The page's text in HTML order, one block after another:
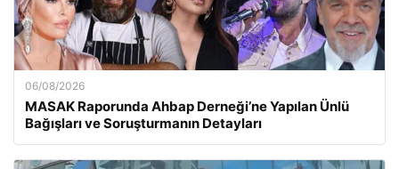
06/08/2026
MASAK Raporunda Ahbap Derneği’ne Yapılan Ünlü
Bağışları ve Soruşturmanın Detayları